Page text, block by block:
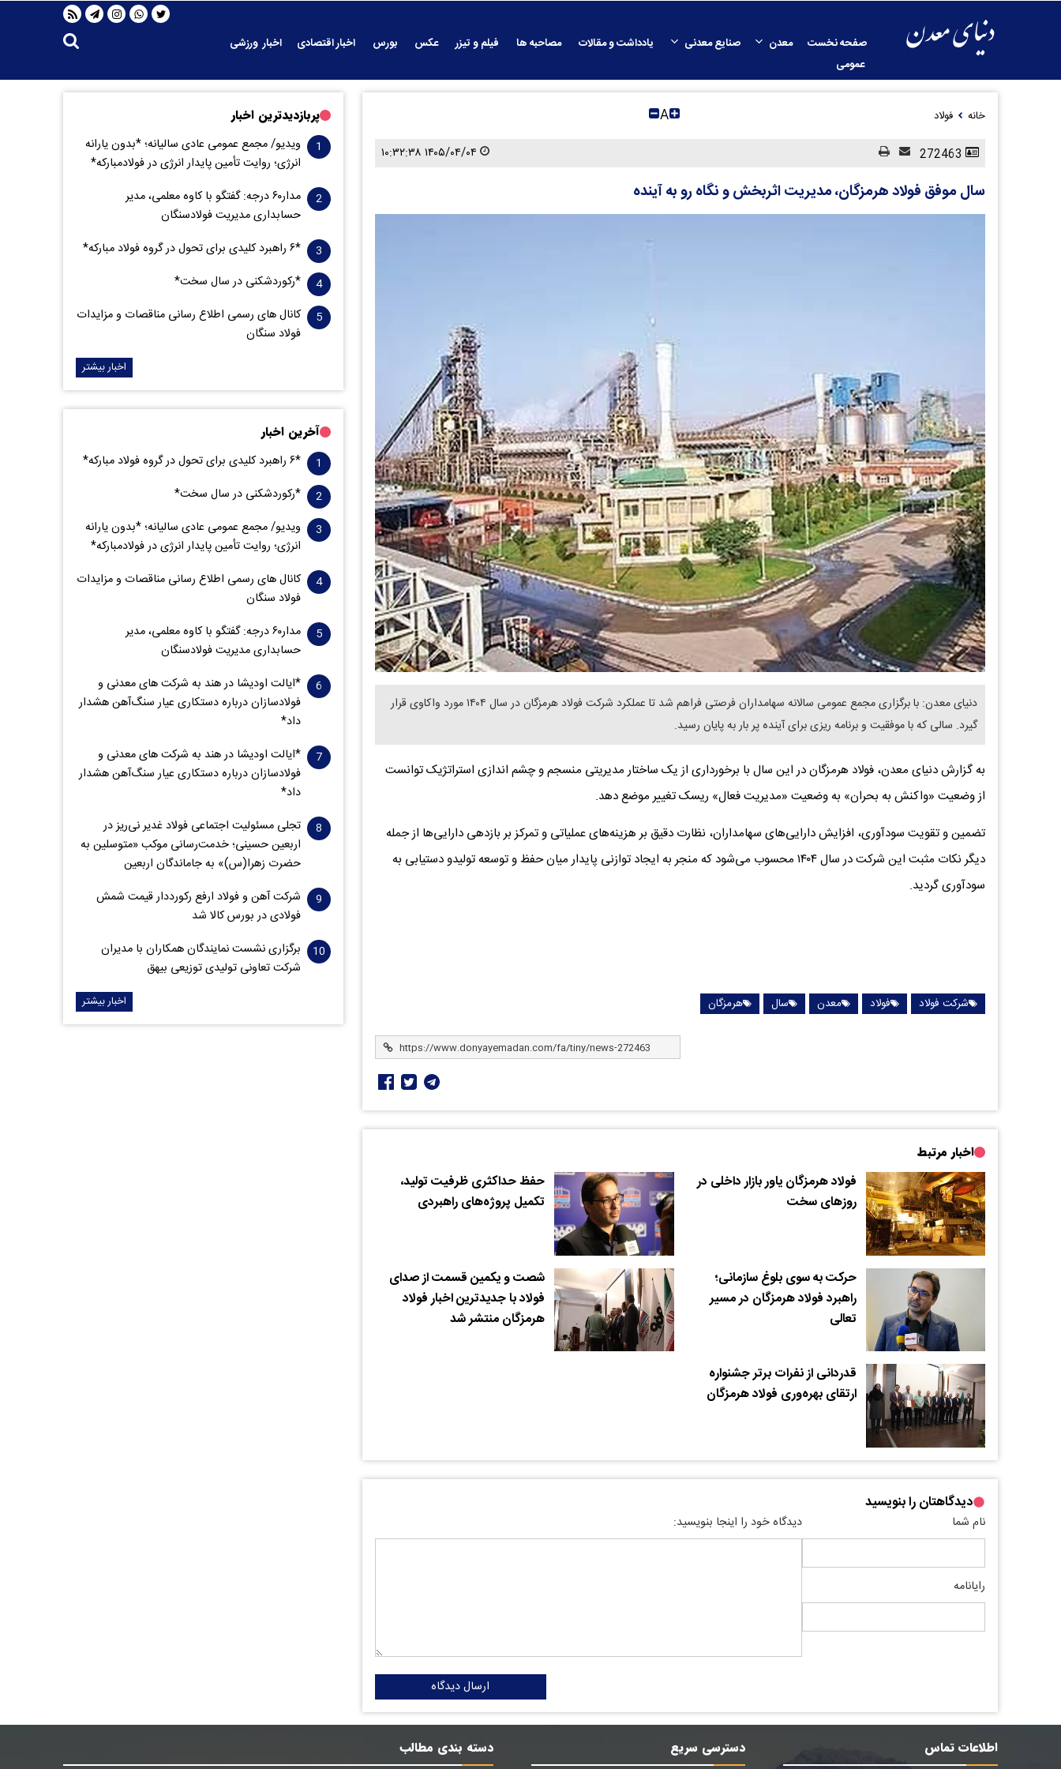
صفحه نخست معدن صنایع معدنی یادداشت و مقالات مصاحبه ها فیلم و تیزر عکس بورس اخبار اقتصادی
اخبار ورزشی
عمومی
خانه فولاد A
۱۴۰۵/۰۴/۰۴ ۱۰:۳۲:۳۸
سال موفق فولاد هرمزگان، مدیریت اثربخش و نگاه رو به آینده
دنیای معدن: با برگزاری مجمع عمومی سالانه سهامداران فرصتی فراهم شد تا عملکرد شرکت فولاد هرمزگان در سال ۱۴۰۴ مورد واکاوی قرار
گیرد. سالی که با موفقیت و برنامه ریزی برای آینده پر بار به پایان رسید.
به گزارش دنیای معدن، فولاد هرمزگان در این سال با برخورداری از یک ساختار مدیریتی منسجم و چشم اندازی استراتژیک توانست
از وضعیت «واکنش به بحران» به وضعیت «مدیریت فعال» ریسک تغییر موضع دهد.
تضمین و تقویت سودآوری، افزایش دارایی‌های سهامداران، نظارت دقیق بر هزینه‌های عملیاتی و تمرکز بر بازدهی دارایی‌ها از جمله
دیگر نکات مثبت این شرکت در سال ۱۴۰۴ محسوب می‌شود که منجر به ایجاد توازنی پایدار میان حفظ و توسعه تولیدو دستیابی به
سودآوری گردید.
شرکت فولاد فولاد معدن سال هرمزگان
اخبار مرتبط
فولاد هرمزگان یاور بازار داخلی در
روزهای سخت
حفظ حداکثری ظرفیت تولید،
تکمیل پروژه‌های راهبردی
حرکت به سوی بلوغ سازمانی؛
راهبرد فولاد هرمزگان در مسیر
تعالی
شصت و یکمین قسمت از صدای
فولاد با جدیدترین اخبار فولاد
هرمزگان منتشر شد
قدردانی از نفرات برتر جشنواره
ارتقای بهره‌وری فولاد هرمزگان
دیدگاهتان را بنویسید
نام شما
رایانامه
دیدگاه خود را اینجا بنویسید:
ارسال دیدگاه
پربازدیدترین اخبار
ویدیو/ مجمع عمومی عادی سالیانه؛ *بدون یارانه
انرژی؛ روایت تأمین پایدار انرژی در فولادمبارکه*
مدار‌۶٠ درجه: گفتگو با کاوه معلمی، مدیر
حسابداری مدیریت فولادسنگان
*۶ راهبرد کلیدی برای تحول در گروه فولاد مبارکه*
*رکوردشکنی در سال سخت*
کانال های رسمی اطلاع رسانی مناقصات و مزایدات
فولاد سنگان
اخبار بیشتر
آخرین اخبار
*۶ راهبرد کلیدی برای تحول در گروه فولاد مبارکه*
*رکوردشکنی در سال سخت*
ویدیو/ مجمع عمومی عادی سالیانه؛ *بدون یارانه
انرژی؛ روایت تأمین پایدار انرژی در فولادمبارکه*
کانال های رسمی اطلاع رسانی مناقصات و مزایدات
فولاد سنگان
مدار‌۶٠ درجه: گفتگو با کاوه معلمی، مدیر
حسابداری مدیریت فولادسنگان
*ایالت اودیشا در هند به شرکت های معدنی و
فولادسازان درباره دستکاری عیار سنگ‌آهن هشدار
داد*
*ایالت اودیشا در هند به شرکت های معدنی و
فولادسازان درباره دستکاری عیار سنگ‌آهن هشدار
داد*
تجلی مسئولیت اجتماعی فولاد غدیر نی‌ریز در
اربعین حسینی؛ خدمت‌رسانی موکب «متوسلین به
حضرت زهرا(س)» به جاماندگان اربعین
شرکت آهن و فولاد ارفع رکورددار قیمت شمش
فولادی در بورس کالا شد
برگزاری نشست نمایندگان همکاران با مدیران
شرکت تعاونی تولیدی توزیعی بیهق
اخبار بیشتر
اطلاعات تماس دسترسی سریع دسته بندی مطالب